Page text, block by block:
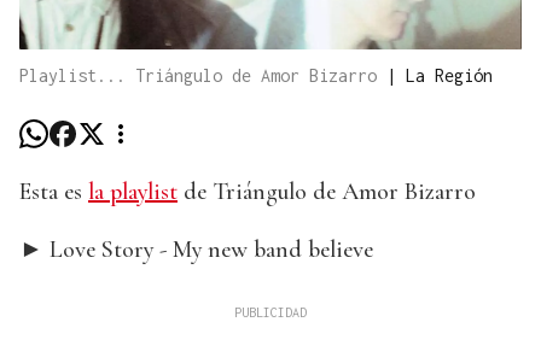
Playlist... Triángulo de Amor Bizarro | La Región
Esta es la playlist de Triángulo de Amor Bizarro
► Love Story - My new band believe